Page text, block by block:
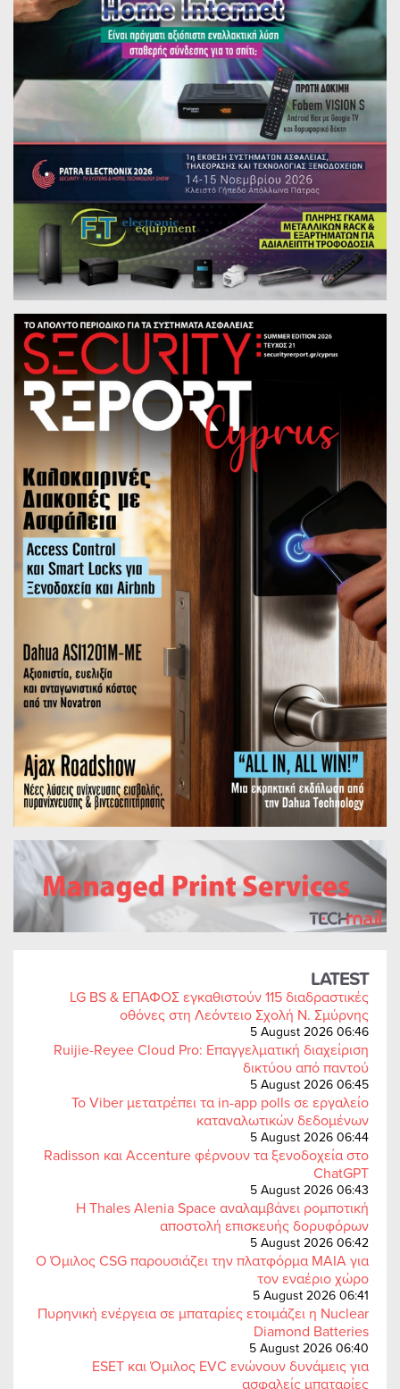
LATEST
LG BS & ΕΠΑΦΟΣ εγκαθιστούν 115 διαδραστικές
οθόνες στη Λεόντειο Σχολή Ν. Σμύρνης
5 August 2026 06:46
Ruijie-Reyee Cloud Pro: Επαγγελματική διαχείριση
δικτύου από παντού
5 August 2026 06:45
Το Viber μετατρέπει τα in-app polls σε εργαλείο
καταναλωτικών δεδομένων
5 August 2026 06:44
Radisson και Accenture φέρνουν τα ξενοδοχεία στο
ChatGPT
5 August 2026 06:43
Η Thales Alenia Space αναλαμβάνει ρομποτική
αποστολή επισκευής δορυφόρων
5 August 2026 06:42
Ο Όμιλος CSG παρουσιάζει την πλατφόρμα MAIA για
τον εναέριο χώρο
5 August 2026 06:41
Πυρηνική ενέργεια σε μπαταρίες ετοιμάζει η Nuclear
Diamond Batteries
5 August 2026 06:40
ESET και Όμιλος EVC ενώνουν δυνάμεις για
ασφαλείς μπαταρίες